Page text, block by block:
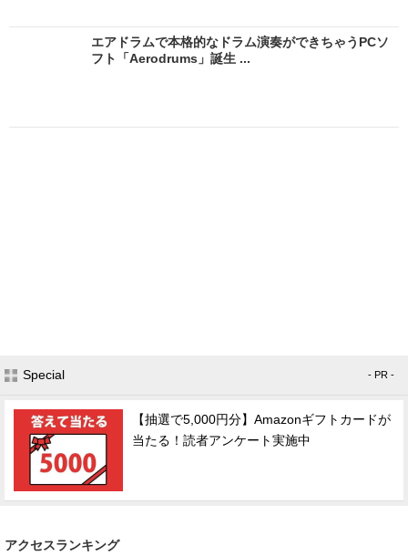
エアドラムで本格的なドラム演奏ができちゃうPCソ
フト「Aerodrums」誕生 ...
Special - PR -
【抽選で5,000円分】Amazonギフトカードが
当たる！読者アンケート実施中
アクセスランキング